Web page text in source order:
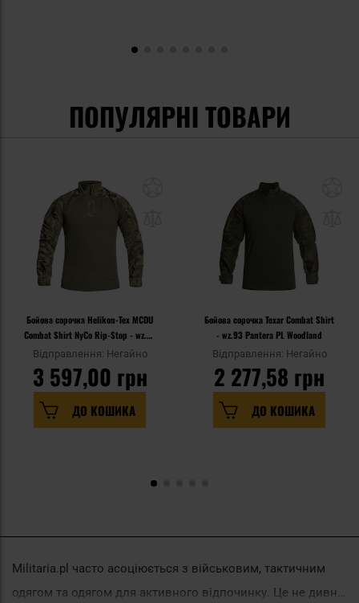
ПОПУЛЯРНІ ТОВАРИ
Бойова сорочка Helikon-Tex MCDU
Combat Shirt NyCo Rip-Stop - wz.93
Pantera PL Woodland
Відправлення: Негайно
3 597,00 грн
ДО КОШИКА
Бойова сорочка Texar Combat Shirt
- wz.93 Pantera PL Woodland
Відправлення: Негайно
2 277,58 грн
ДО КОШИКА
Militaria.pl часто асоціюється з військовим, тактичним
одягом та одягом для активного відпочинку. Це не дивно,